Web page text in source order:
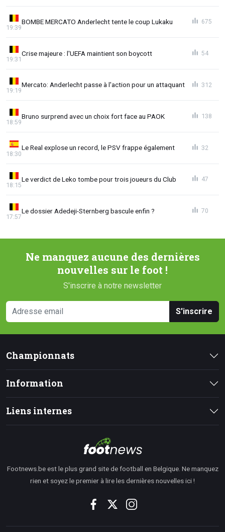
BOMBE MERCATO Anderlecht tente le coup Lukaku
19:39
675
Crise majeure : l'UEFA maintient son boycott
19:31
54
Mercato: Anderlecht passe à l'action pour un attaquant
19:19
312
Bruno surprend avec un choix fort face au PAOK
18:59
138
Le Real explose un record, le PSV frappe également
18:30
32
Le verdict de Leko tombe pour trois joueurs du Club
18:15
47
Le dossier Adedeji-Sternberg bascule enfin ?
17:57
70
Ne manquez aucune des dernières
nouvelles sur le foot !
S'inscrire à notre newsletter
S'inscrire
Championnats
Information
Liens internes
Footnews.be est le plus grand site de football en Belgique. Ne manquez
rien et soyez le premier à lire les dernières nouvelles ici !